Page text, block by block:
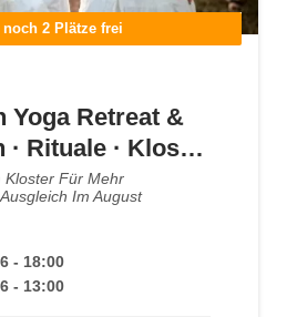
noch 2 Plätze frei
Yoga Retreat &
Rituale · Kloster
Kloster Für Mehr
Im August
- 18:00
- 13:00